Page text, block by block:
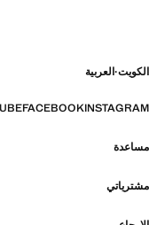
الكويت·العربية
INSTAGRAM
FACEBOOK
مساعدة
مشترياتي